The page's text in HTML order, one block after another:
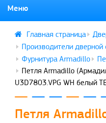
Меню
Производители дверной
Фурнитура Armadillo
Петля Armadillo
U3D7803.VPG WH белый
Петля